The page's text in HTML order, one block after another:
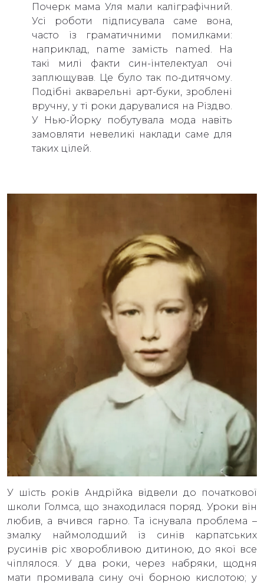
Почерк мама Уля мали каліграфічний.
Усі роботи підписувала саме вона,
часто із граматичними помилками:
наприклад, name замість named. На
такі милі факти син-інтелектуал очі
заплющував. Це було так по-дитячому.
Подібні акварельні арт-буки, зроблені
вручну, у ті роки дарувалися на Різдво.
У Нью-Йорку побутувала мода навіть
замовляти невеликі наклади саме для
таких цілей.
У шість років Андрійка відвели до початкової
школи Голмса, що знаходилася поряд. Уроки він
любив, а вчився гарно. Та існувала проблема –
змалку наймолодший із синів карпатських
русинів ріс хворобливою дитиною, до якої все
чіплялося. У два роки, через набряки, щодня
мати промивала сину очі борною кислотою; у